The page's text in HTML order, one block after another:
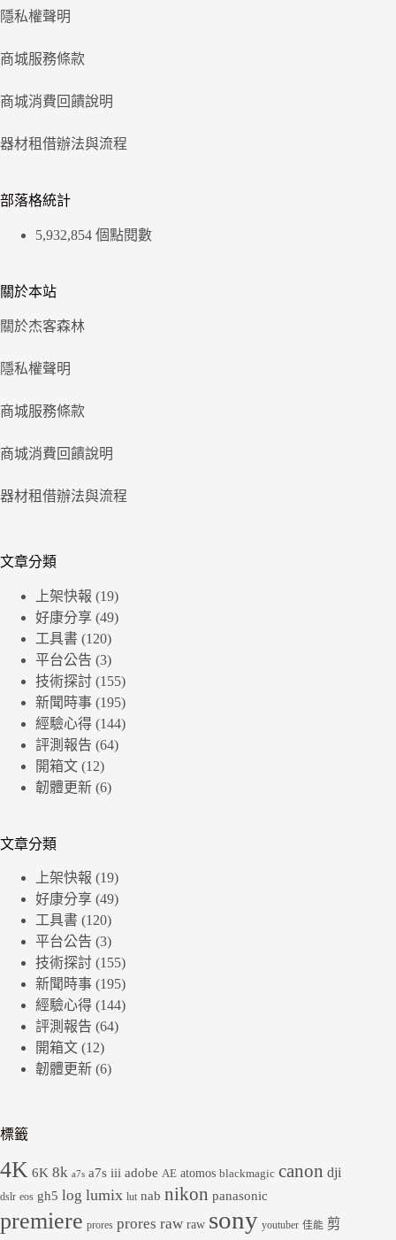
隱私權聲明
商城服務條款
商城消費回饋說明
器材租借辦法與流程
部落格統計
5,932,854 個點閱數
關於本站
關於杰客森林
隱私權聲明
商城服務條款
商城消費回饋說明
器材租借辦法與流程
文章分類
上架快報 (19)
好康分享 (49)
工具書 (120)
平台公告 (3)
技術探討 (155)
新聞時事 (195)
經驗心得 (144)
評測報告 (64)
開箱文 (12)
韌體更新 (6)
文章分類
上架快報 (19)
好康分享 (49)
工具書 (120)
平台公告 (3)
技術探討 (155)
新聞時事 (195)
經驗心得 (144)
評測報告 (64)
開箱文 (12)
韌體更新 (6)
標籤
4K 6K 8k a7s a7s iii adobe AE atomos blackmagic canon dji
dslr eos gh5 log lumix lut nab nikon panasonic
premiere prores prores raw raw sony youtuber 佳能 剪